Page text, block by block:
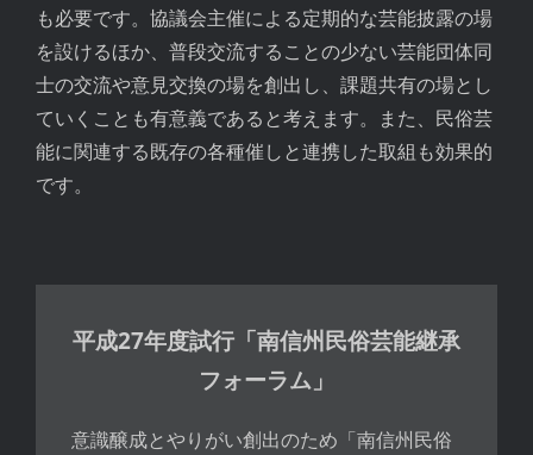
も必要です。協議会主催による定期的な芸能披露の場
を設けるほか、普段交流することの少ない芸能団体同
士の交流や意見交換の場を創出し、課題共有の場とし
ていくことも有意義であると考えます。また、民俗芸
能に関連する既存の各種催しと連携した取組も効果的
です。
平成27年度試行「南信州民俗芸能継承
フォーラム」
意識醸成とやりがい創出のため「南信州民俗